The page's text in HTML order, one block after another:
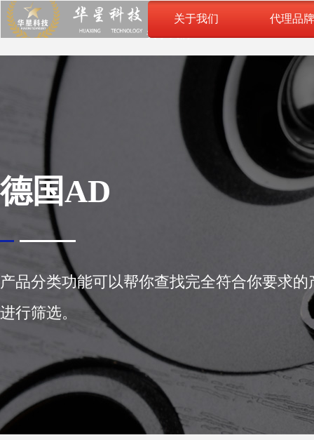
关于我们
代理品牌
关于我们
产品分类功能可以帮你查找完全符合你要求
进行筛选。
德国AD